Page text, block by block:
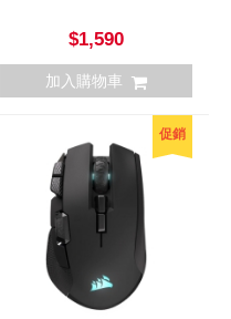
$1,590
加入購物車
促銷